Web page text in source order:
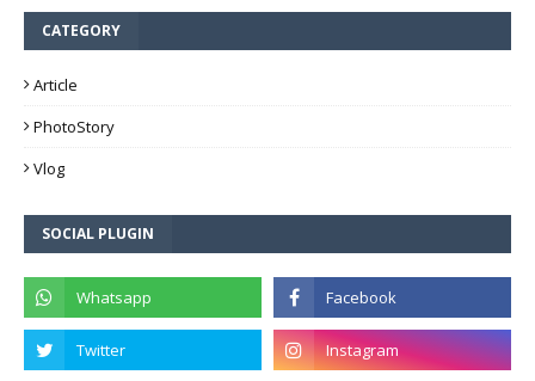
CATEGORY
Article
PhotoStory
Vlog
SOCIAL PLUGIN